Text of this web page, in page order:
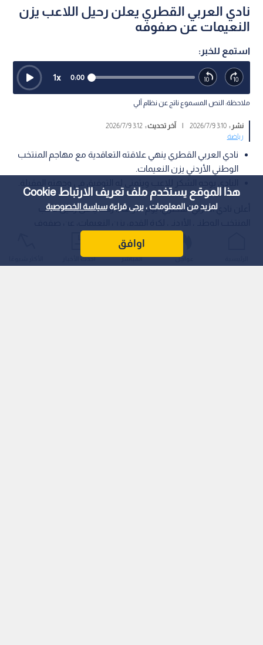
هذا الموقع يستخدم ملف تعريف الارتباط Cookie
لمزيد من المعلومات ، يرجى قراءةسياسة الخصوصية
اوافق
نادي العربي القطري يعلن رحيل اللاعب يزن
النعيمات عن صفوفه
استمع للخبر:
0:00
1x
ملاحظة: النص المسموع ناتج عن نظام آلي
نشر :3:10 2026/7/9
| آخر تحديث :3:12 2026/7/9
رياضة
نادي العربي القطري ينهي علاقته التعاقدية مع مهاجم المنتخب
الوطني الأردني يزن النعيمات.
أعلن نادي العربي القطري، يوم الأربعاء، رسميا عن رحيل لاعب
عواجل المباشر أحدث الأخبار